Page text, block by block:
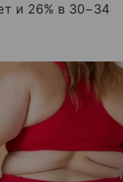
и 26% в 30−34